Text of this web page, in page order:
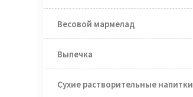
Весовой мармелад
Выпечка
Сухие растворительные напитки